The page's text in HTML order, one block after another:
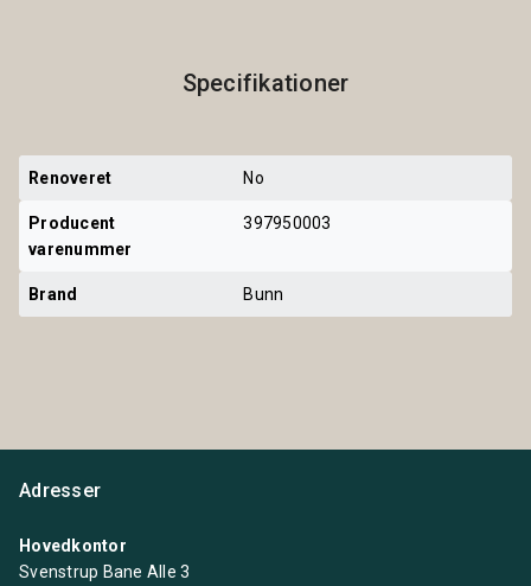
Specifikationer
Renoveret No
Producent
varenummer
397950003
Brand Bunn
Adresser
Hovedkontor
Svenstrup Bane Alle 3